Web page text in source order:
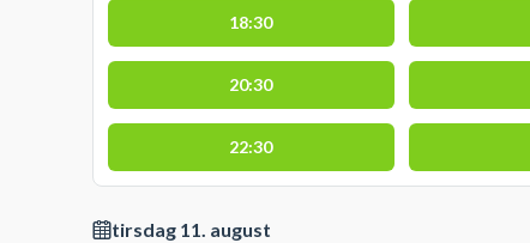
18:30
20:30
22:30
tirsdag 11. august